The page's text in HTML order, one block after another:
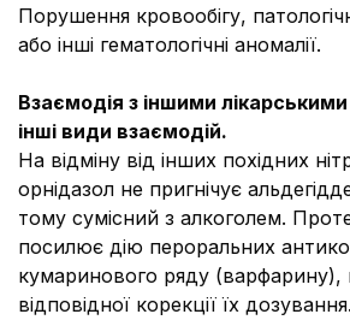
Порушення кровообігу,
або інші гематологічні аномалії.
Взаємодія з іншими
інші види взаємодій.
На відміну від інших похідних
орнідазол не пригнічує
тому сумісний з алкоголем.
посилює дію пероральних
кумаринового ряду
відповідної корекції їх дозування.